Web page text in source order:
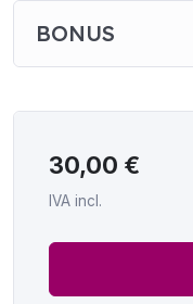
BONUS
30,00 €
IVA incl.